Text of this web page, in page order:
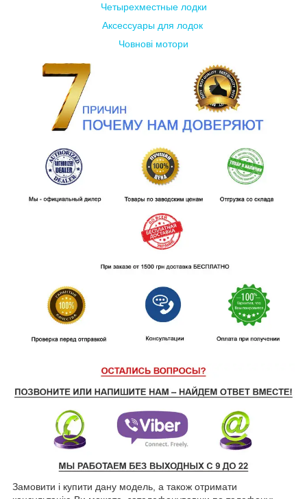
Четырехместные лодки
Аксессуары для лодок
Човнові мотори
Замовити і купити дану модель, а також отримати